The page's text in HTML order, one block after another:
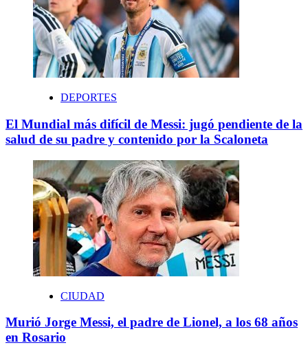
DEPORTES
El Mundial más difícil de Messi: jugó pendiente de la
salud de su padre y contenido por la Scaloneta
CIUDAD
Murió Jorge Messi, el padre de Lionel, a los 68 años
en Rosario